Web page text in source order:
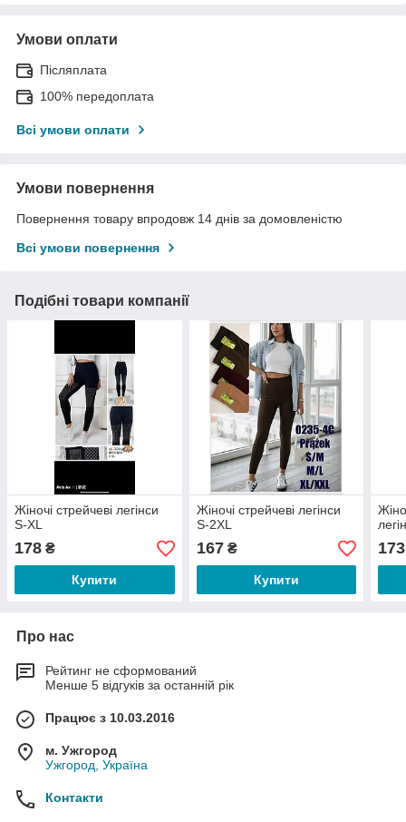
Умови оплати
Післяплата
100% передоплата
Всі умови оплати
Умови повернення
Повернення товару впродовж 14 днів за домовленістю
Всі умови повернення
Подібні товари компанії
Жіночі стрейчеві легінси
S-XL
178 ₴
Купити
Жіночі стрейчеві легінси
S-2XL
167₴
Купити
173
Про нас
Рейтинг не сформований
Менше 5 відгуків за останній рік
Працює з 10.03.2016
м. Ужгород
Ужгород, Україна
Контакти